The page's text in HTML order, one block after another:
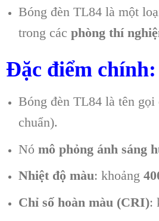
Bóng đèn TL84 là một
trong các phòng thí
Đặc điểm chính:
Bóng đèn TL84 là tên gọi
chuẩn).
Nó mô phỏng ánh sáng
Nhiệt độ màu: khoảng
Chỉ số hoàn màu (CRI):